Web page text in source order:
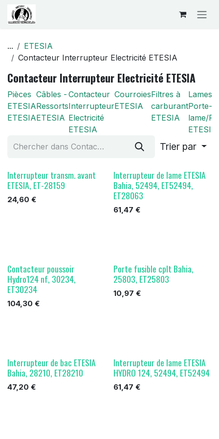
Se rendre au contenu
...
ETESIA
Contacteur Interrupteur Electricité ETESIA
Contacteur Interrupteur Electricité ETESIA
Pièces
ETESIA
ETESIA
Câbles -
Ressorts
ETESIA
Contacteur
Interrupteur
Electricité
ETESIA
Courroies
ETESIA
Filtres à
carburant
ETESIA
Lames/
Porte-
lame/
ETESIA
Trier par
Interrupteur transm. avant
ETESIA, ET-28159
24,60 €
Interrupteur de lame ETESIA
Bahia, 52494, ET52494,
ET28063
61,47 €
Contacteur poussoir
Hydro124 nf, 30234,
ET30234
104,30 €
Porte fusible cplt Bahia,
25803, ET25803
10,97 €
Interrupteur de bac ETESIA
Bahia, 28210, ET28210
47,20 €
Interrupteur de lame ETESIA
HYDRO 124, 52494, ET52494
61,47 €